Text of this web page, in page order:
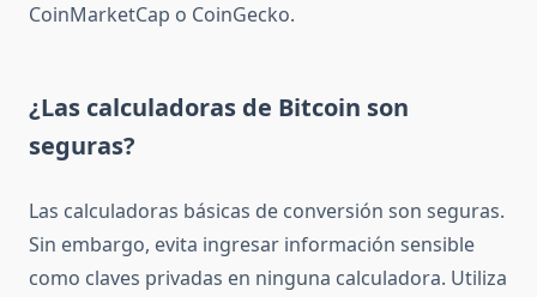
CoinMarketCap o CoinGecko.
¿Las calculadoras de Bitcoin son
seguras?
Las calculadoras básicas de conversión son seguras.
Sin embargo, evita ingresar información sensible
como claves privadas en ninguna calculadora. Utiliza